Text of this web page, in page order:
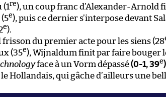
re), un coup franc d’Alexander-Arnold
e), puis ce dernier s’interpose devant
e).
du premier acte pour les siens (28
(35e), Wijnaldum finit par faire bouger
face à un Vorm dépassé(0-1, 39e)
Hollandais, qui gâche d’ailleurs une